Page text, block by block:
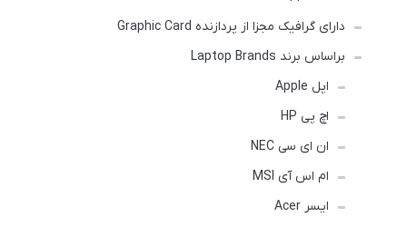
دارای گرافیک مجزا از پردازنده Graphic Card
براساس برند Laptop Brands
اپل Apple
اچ پی HP
ان ای سی NEC
ام اس آی MSI
ایسر Acer